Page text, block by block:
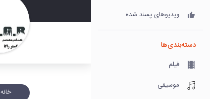
ویدیوهای پسند شده
دسته‌بندی‌ها
فیلم
موسیقی
خانه